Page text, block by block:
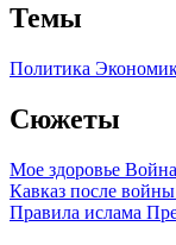
Темы
Политика
Сюжеты
Мое здоровье
Кавказ после войны
Правила ислама